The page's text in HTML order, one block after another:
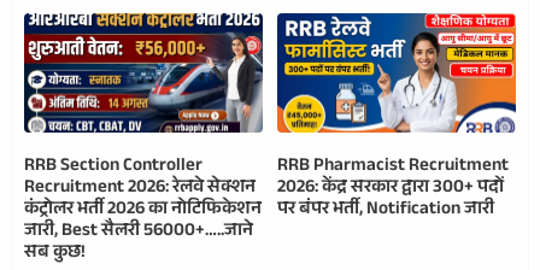
RRB Section Controller
Recruitment 2026: रेलवे सेक्शन
कंट्रोलर भर्ती 2026 का नोटिफिकेशन
जारी, Best सैलरी 56000+…..जाने
सब कुछ!
RRB Pharmacist Recruitment
2026: केंद्र सरकार द्वारा 300+ पदों
पर बंपर भर्ती, Notification जारी